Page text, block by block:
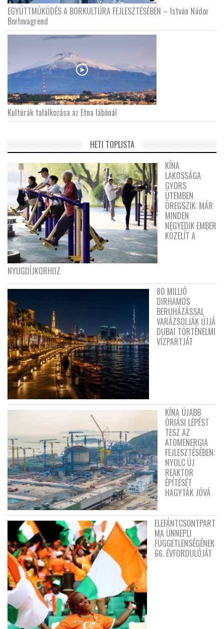
EGYÜTTMŰKÖDÉS A BORKULTÚRA FEJLESZTÉSÉBEN – István Nádor
Borlovagrend
Kultúrák találkozása az Etna lábánál
HETI TOPLISTA
KÍNA
LAKOSSÁGA
GYORS
ÜTEMBEN
ÖREGSZIK: MÁR
MINDEN
NEGYEDIK EMBER
KÖZELÍT A
NYUGDÍJKORHOZ
80 MILLIÓ
DIRHAMOS
BERUHÁZÁSSAL
VARÁZSOLJÁK ÚJJÁ
DUBAI TÖRTÉNELMI
VÍZPARTJÁT
KÍNA ÚJABB
ÓRIÁSI LÉPÉST
TESZ AZ
ATOMENERGIA
FEJLESZTÉSÉBEN:
NYOLC ÚJ
REAKTOR
ÉPÍTÉSÉT
HAGYTÁK JÓVÁ
ELEFÁNTCSONTPART
MA ÜNNEPLI
FÜGGETLENSÉGÉNEK
66. ÉVFORDULÓJÁT